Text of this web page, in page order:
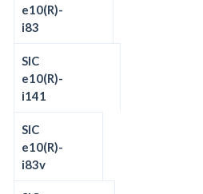
e10(R)-
i83
SIC
e10(R)-
i141
SIC
e10(R)-
i83v